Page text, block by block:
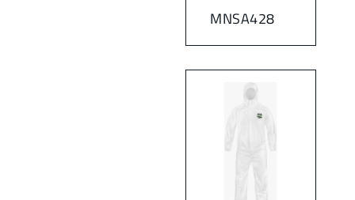
MNSA428